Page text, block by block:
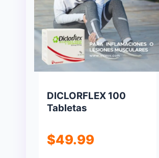
DICLORFLEX 100
Tabletas
$49.99